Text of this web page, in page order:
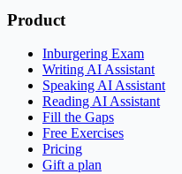
Product
Inburgering Exam
Writing AI Assistant
Speaking AI Assistant
Reading AI Assistant
Fill the Gaps
Free Exercises
Pricing
Gift a plan